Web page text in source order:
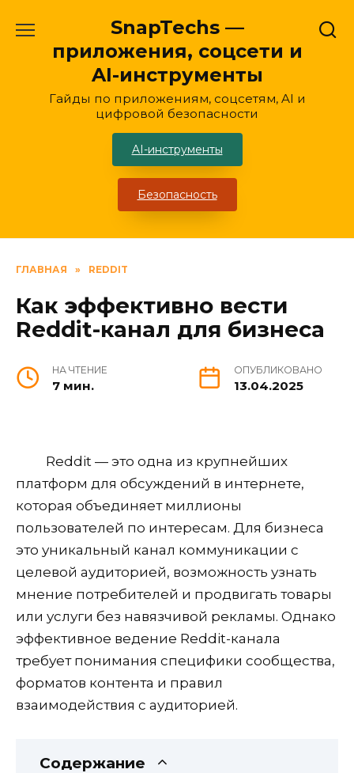
содержанию
SnapTechs —
приложения, соцсети и
AI-инструменты
Гайды по приложениям, соцсетям, AI и
цифровой безопасности
AI-инструменты
Безопасность
ГЛАВНАЯ » REDDIT
Как эффективно вести
Reddit-канал для бизнеса
НА ЧТЕНИЕ
7 мин.
ОПУБЛИКОВАНО
13.04.2025
Reddit — это одна из крупнейших
платформ для обсуждений в интернете,
которая объединяет миллионы
пользователей по интересам. Для бизнеса
это уникальный канал коммуникации с
целевой аудиторией, возможность узнать
мнение потребителей и продвигать товары
или услуги без навязчивой рекламы. Однако
эффективное ведение Reddit-канала
требует понимания специфики сообщества,
форматов контента и правил
взаимодействия с аудиторией.
Содержание